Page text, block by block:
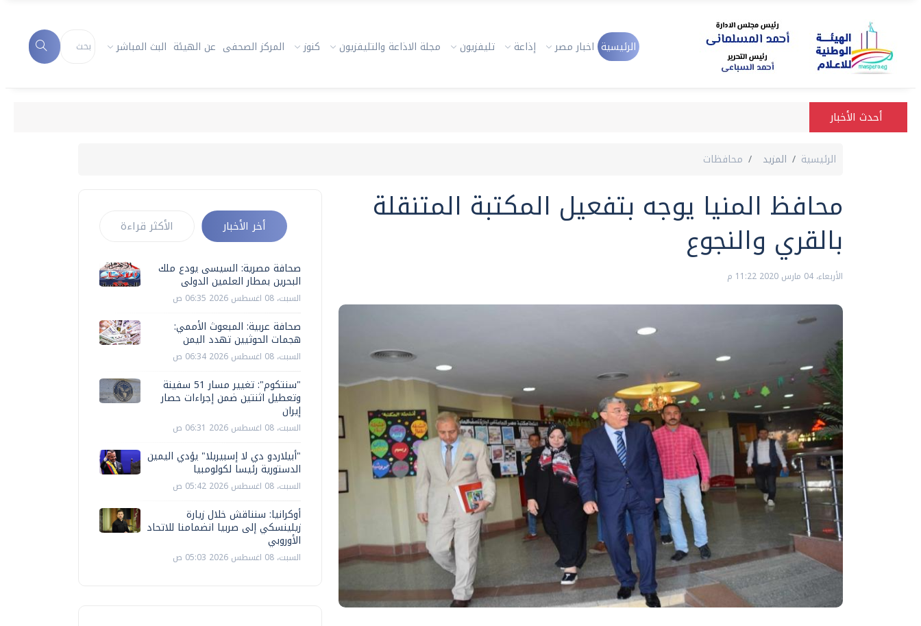
الرئيسية اخبار مصر إذاعة تليفزيون مجلة الاذاعة والتليفزيون كنوز المركز الصحفى عن الهيئة البث المباشر
أحدث الأخبار
الرئيسية المزيد محافظات
محافظ المنيا يوجه بتفعيل المكتبة المتنقلة
بالقري والنجوع
الأربعاء، 04 مارس 2020 11:22 م
أخر الأخبار الأكثر قراءة
صحافة مصرية: السيسى يودع ملك
البحرين بمطار العلمين الدولى
السبت، 08 اغسطس 2026 06:35 ص
صحافة عربية: المبعوث الأممي:
هجمات الحوثيين تهدد اليمن
السبت، 08 اغسطس 2026 06:34 ص
"سنتكوم": تغيير مسار 51 سفينة
وتعطيل اثنتين ضمن إجراءات حصار
إيران
السبت، 08 اغسطس 2026 06:31 ص
"أبيلاردو دي لا إسبيريلا" يؤدي اليمين
الدستورية رئيسا لكولومبيا
السبت، 08 اغسطس 2026 05:42 ص
أوكرانيا: سنناقش خلال زيارة
زيلينسكي إلى صربيا انضمامنا للاتحاد
الأوروبي
السبت، 08 اغسطس 2026 05:03 ص